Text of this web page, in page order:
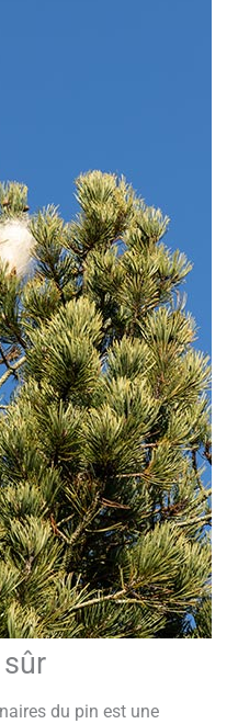
du pin est une